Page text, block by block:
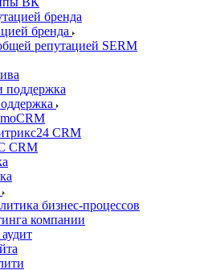
бренда
репутацией SERM
CRM
CRM
бизнес-процессов
компании